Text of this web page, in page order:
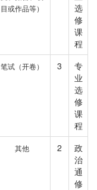
目或作品等）
选
修
课
程
笔试（开卷） 3
专
业
选
修
课
程
其他 2
政
治
通
修